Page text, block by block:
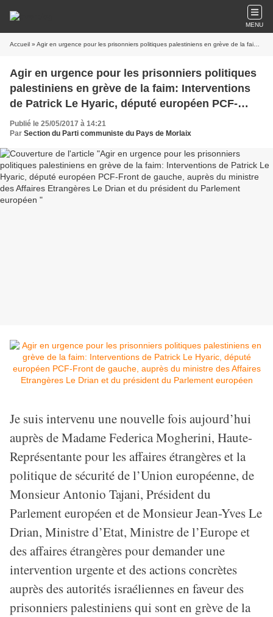
MENU
Accueil » Agir en urgence pour les prisonniers politiques palestiniens en grève de la faim: Interventions de Patrick Le Hyaric, député européen PCF-Front de gauche, auprès du ministre des Affaires Etrangères Le Drian et du président du Parlement européen
Agir en urgence pour les prisonniers politiques
palestiniens en grève de la faim: Interventions
de Patrick Le Hyaric, député européen PCF-
Front de gauche, auprès du ministre des
Affaires Etrangères Le Drian et du président du
Parlement européen
Publié le 25/05/2017 à 14:21
Par Section du Parti communiste du Pays de Morlaix
Je suis intervenu une nouvelle fois aujourd’hui
auprès de Madame Federica Mogherini, Haute-
Représentante pour les affaires étrangères et la
politique de sécurité de l’Union européenne, de
Monsieur Antonio Tajani, Président du
Parlement européen et de Monsieur Jean-Yves Le
Drian, Ministre d’Etat, Ministre de l’Europe et
des affaires étrangères pour demander une
intervention urgente et des actions concrètes
auprès des autorités israéliennes en faveur des
prisonniers palestiniens qui sont en grève de la